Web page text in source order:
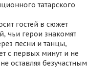
татарского
гостей в сюжет
чьи герои знакомят
песни и танцы,
с первых минут и не
оставляя безучастным